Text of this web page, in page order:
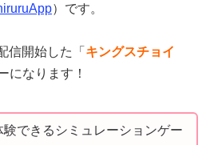
）です。
信開始した「 キングスチョイ
になります！
できるシミュレーションゲー